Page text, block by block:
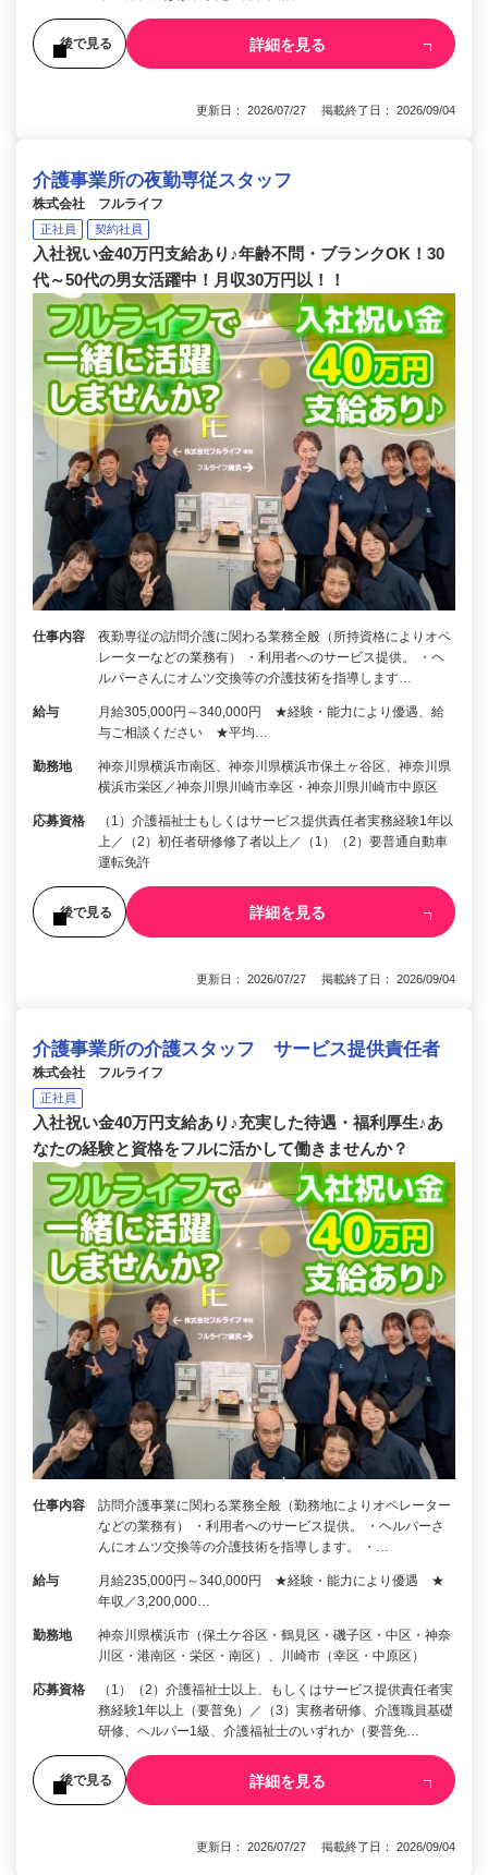
後で見る 詳細を見る
更新日： 2026/07/27 掲載終了日： 2026/09/04
介護事業所の夜勤専従スタッフ
株式会社 フルライフ
正社員 契約社員
入社祝い金40万円支給あり♪年齢不問・ブランクOK！30
代～50代の男女活躍中！月収30万円以！！
仕事内容
夜勤専従の訪問介護に関わる業務全般（所持資格によりオペ
レーターなどの業務有） ・利用者へのサービス提供。 ・ヘ
ルパーさんにオムツ交換等の介護技術を指導します…
給与
月給305,000円～340,000円 ★経験・能力により優遇、給
与ご相談ください ★平均…
勤務地
神奈川県横浜市南区、神奈川県横浜市保土ヶ谷区、神奈川県
横浜市栄区／神奈川県川崎市幸区・神奈川県川崎市中原区
応募資格
（1）介護福祉士もしくはサービス提供責任者実務経験1年以
上／（2）初任者研修修了者以上／（1）（2）要普通自動車
運転免許
後で見る 詳細を見る
更新日： 2026/07/27 掲載終了日： 2026/09/04
介護事業所の介護スタッフ サービス提供責任者
株式会社 フルライフ
正社員
入社祝い金40万円支給あり♪充実した待遇・福利厚生♪あ
なたの経験と資格をフルに活かして働きませんか？
仕事内容
訪問介護事業に関わる業務全般（勤務地によりオペレーター
などの業務有） ・利用者へのサービス提供。 ・ヘルパーさ
んにオムツ交換等の介護技術を指導します。 ・…
給与
月給235,000円～340,000円 ★経験・能力により優遇 ★
年収／3,200,000…
勤務地
神奈川県横浜市（保土ケ谷区・鶴見区・磯子区・中区・神奈
川区・港南区・栄区・南区）、川崎市（幸区・中原区）
応募資格
（1）（2）介護福祉士以上、もしくはサービス提供責任者実
務経験1年以上（要普免）／（3）実務者研修、介護職員基礎
研修、ヘルパー1級、介護福祉士のいずれか（要普免…
後で見る 詳細を見る
更新日： 2026/07/27 掲載終了日： 2026/09/04